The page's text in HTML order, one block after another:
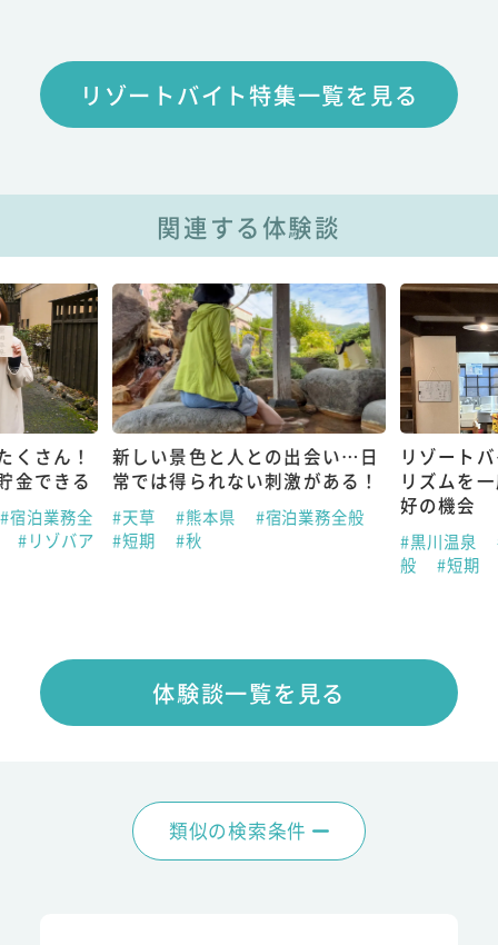
リゾートバイト特集一覧を見る
関連する体験談
くさん！
金できる
#宿泊業務全
#リゾバア
新しい景色と人との出会い…日
常では得られない刺激がある！
#天草 #熊本県
#宿泊業務全般
#短期
#秋
リゾート
リズムを
好の機会
#黒川温泉
般
#短期
体験談一覧を見る
類似の検索条件